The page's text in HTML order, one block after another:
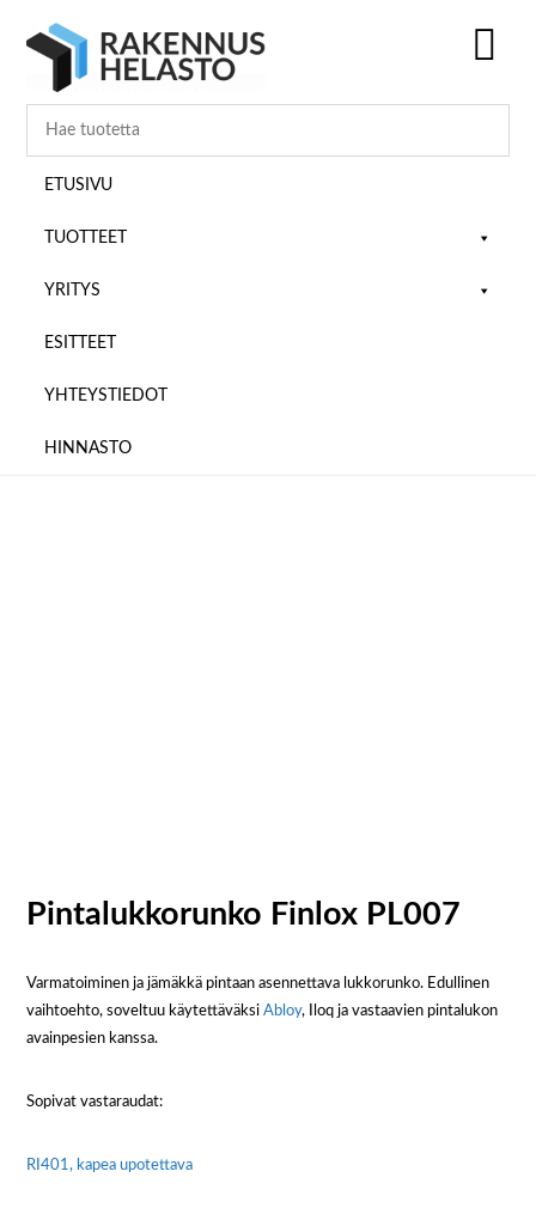
pääsisältöön
ensisijaiseen
alatunnisteeseen
ETUSIVU
TUOTTEET
YRITYS
ESITTEET
YHTEYSTIEDOT
HINNASTO
Pintalukkorunko Finlox PL007
Varmatoiminen ja jämäkkä pintaan asennettava lukkorunko. Edullinen
vaihtoehto, soveltuu käytettäväksiAbloy, Iloq ja vastaavien pintalukon
avainpesien kanssa.
Sopivat vastaraudat:
RI401, kapea upotettava